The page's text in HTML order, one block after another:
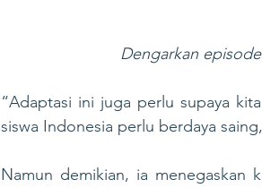
Dengarkan episode
“Adaptasi ini juga perlu supaya
siswa Indonesia perlu berdaya